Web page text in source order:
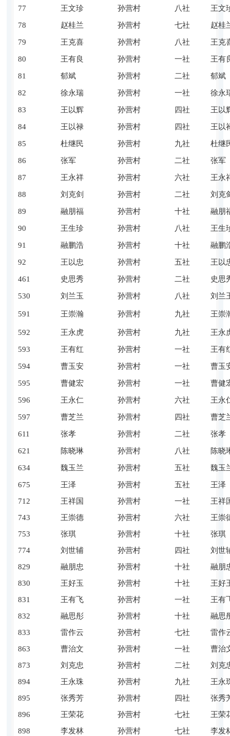
77 王文珍 孙营村 八社 王文
78 赵桂兰 孙营村 七社 赵桂
79 王克喜 孙营村 八社 王克
80 王有良 孙营村 一社 王有
81 郁斌 孙营村 二社 郁斌
82 徐永瑞 孙营村 一社 徐永
83 王以辉 孙营村 四社 王以
84 王以禄 孙营村 四社 王以
85 杜继民 孙营村 九社 杜继
86 张军 孙营村 二社 张军
87 王永祥 孙营村 六社 王永
88 刘克剑 孙营村 二社 刘克
89 融朋福 孙营村 十社 融朋
90 王生珍 孙营村 八社 王生
91 融鹏浩 孙营村 十社 融鹏
92 王以忠 孙营村 五社 王以
461 史思秀 孙营村 二社 史思
530 刘兰玉 孙营村 八社 刘兰
591 王崇瀚 孙营村 九社 王崇
592 王永虎 孙营村 九社 王永
593 王有红 孙营村 一社 王有
594 曹玉安 孙营村 一社 曹玉
595 曹健宏 孙营村 一社 曹健
596 王永仁 孙营村 六社 王永
597 曹芝兰 孙营村 四社 曹芝
611 张孝 孙营村 二社 张孝
621 陈晓琳 孙营村 八社 陈晓
634 魏玉兰 孙营村 五社 魏玉
675 王泽 孙营村 五社
王泽
712
王祥国 孙营村 一社
王祥
743
王崇德 孙营村 六社
王崇
753
张琪 孙营村 十社
张琪
774
刘世辅 孙营村 四社
刘世
829
融朋忠 孙营村 十社
融朋
830
王好玉 孙营村 十社
王好
831
王有飞 孙营村 一社
王有
832
融思彤 孙营村 十社
融思
833
雷作云 孙营村 七社
雷作
863
曹治文 孙营村 一社
曹治
873
刘克忠 孙营村 二社
刘克
894
王永珠 孙营村 九社
王永
895
张秀芳 孙营村 四社
张秀
896
王荣花 孙营村 七社
王荣
898
李发林 孙营村 七社
李发